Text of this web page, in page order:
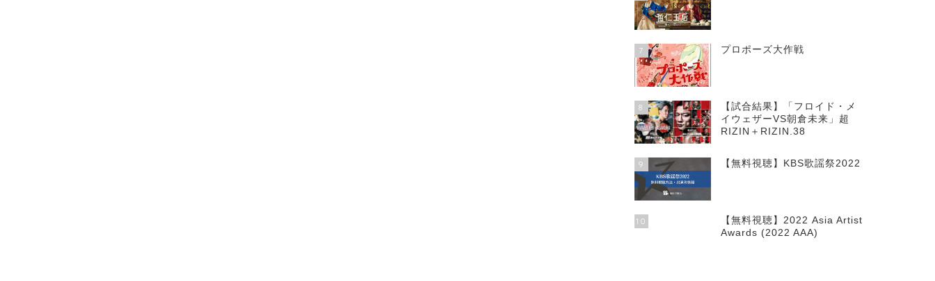
7 プロポーズ大作戦
8
【試合結果】「フロイド・メ
イウェザーVS朝倉未来」超
RIZIN＋RIZIN.38
9 【無料視聴】KBS歌謡祭2022
10
【無料視聴】2022 Asia Artist
Awards (2022 AAA)